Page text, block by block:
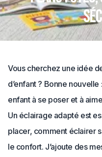
Vous cherchez une idée
d’enfant ? Bonne
enfant à se poser et à
Un éclairage adapté est
placer, comment éclairer
le confort. J’ajoute des